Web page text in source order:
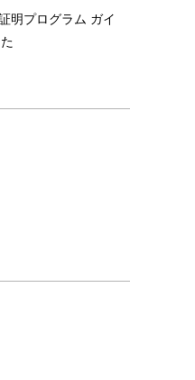
明プログラム ガイ